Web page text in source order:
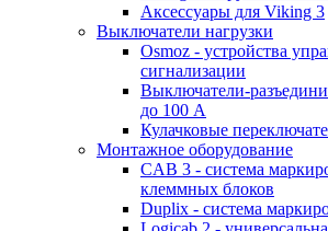
Аксессуары для Viking 3
Выключатели нагрузки
Osmoz - устройства
сигнализации
Выключатели-
до 100 А
Кулачковые
Монтажное оборудование
CAB 3 - система
клеммных блоков
Duplix - система